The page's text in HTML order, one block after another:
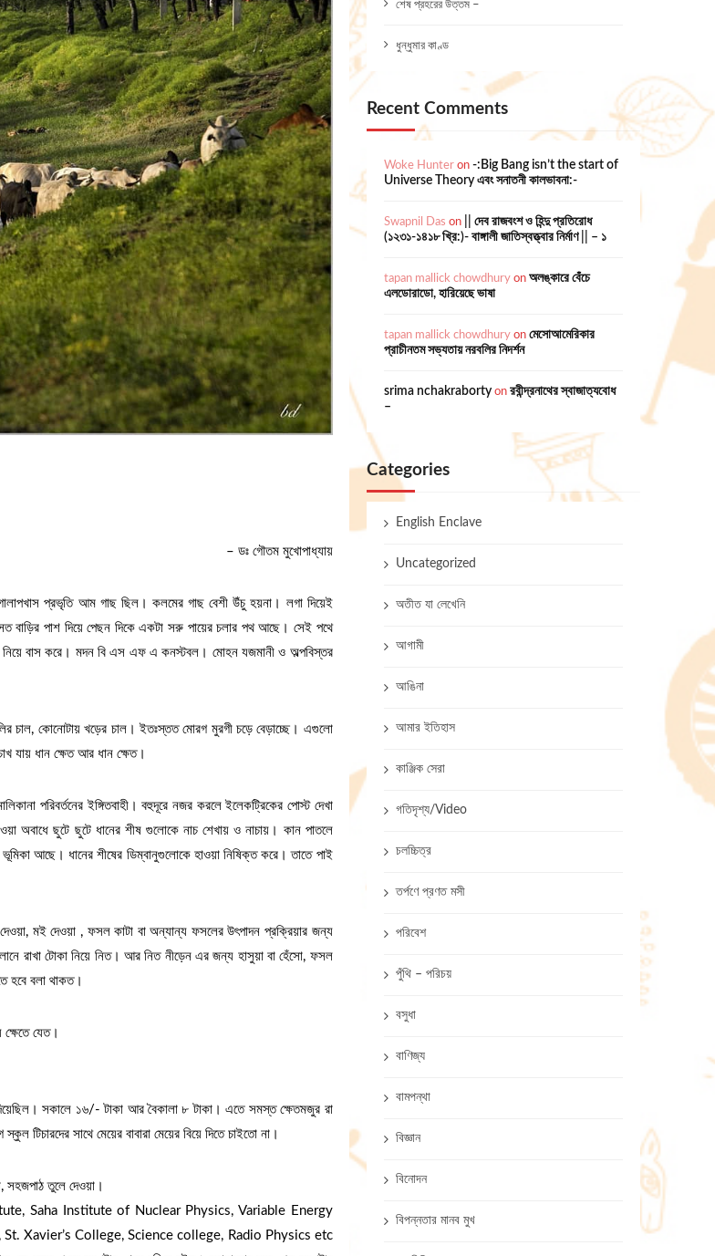
– ডঃ গৌতম মুখোপাধ্যায়
প্রভৃতি আম গাছ ছিল। কলমের গাছ বেশী উঁচু হয়না। লগা দিয়েই
বাড়ির পাশ দিয়ে পেছন দিকে একটা সরু পায়ের চলার পথ আছে। সেই পথে
নিয়ে বাস করে। মদন বি এস এফ এ কনস্টবল। মোহন যজমানী ও অল্পবিস্তর
চাল, কোনোটায় খড়ের চাল। ইতঃস্তত মোরগ মুরগী চড়ে বেড়াচ্ছে। এগুলো
যায় ধান ক্ষেত আর ধান ক্ষেত।
পরিবর্তনের ইঙ্গিতবাহী। বহুদূরে নজর করলে ইলেকট্রিকের পোস্ট দেখা
অবাধে ছুটে ছুটে ধানের শীষ গুলোকে নাচ শেখায় ও নাচায়। কান পাতলে
ভূমিকা আছে। ধানের শীষের ডিম্বানুগুলোকে হাওয়া নিষিক্ত করে। তাতে পাই
মই দেওয়া , ফসল কাটা বা অন্যান্য ফসলের উৎপাদন প্রক্রিয়ার জন্য
রাখা টোকা নিয়ে নিত। আর নিত নীড়েন এর জন্য হাসুয়া বা হেঁসো, ফসল
হবে বলা থাকত।
যেত।
সকালে ১৬/- টাকা আর বৈকালা ৮ টাকা। এতে সমস্ত ক্ষেতমজুর রা
সাথে মেয়ের বাবারা মেয়ের বিয়ে দিতে চাইতো না।
সহজপাঠ তুলে দেওয়া।
Saha Institute of Nuclear Physics, Variable Energy
Xavier’s College, Science college, Radio Physics etc
শেষ প্রহরের উত্তম –
ধুন্ধুমার কাণ্ড
Recent Comments
Woke Hunteron -:Big Bang isn’t the start of
Universe Theory এবং সনাতনী কালভাবনা:-
Swapnil Das on
|| দেব রাজবংশ ও হিন্দু প্রতিরোধ
(১২৩১-১৪১৮ খ্রি:)- বাঙ্গালী জাতিস্বত্ত্বার নির্মাণ || – ১
tapan mallick chowdhuryon অলঙ্কারে বেঁচে
এলডোরাডো, হারিয়েছে ভাষা
tapan mallick chowdhuryon মেসোআমেরিকার
প্রাচীনতম সভ্যতায় নরবলির নিদর্শন
srima nchakrabortyon রবীন্দ্রনাথের স্বাজাত্যবোধ
–
Categories
English Enclave
Uncategorized
অতীত যা লেখেনি
আগামী
আঙিনা
আমার ইতিহাস
কাঞ্জিক সেরা
গতিদৃশ্য/Video
চলচ্চিত্র
তর্পণে প্রণত মসী
পরিবেশ
পুঁথি – পরিচয়
বসুধা
বাণিজ্য
বামপন্থা
বিজ্ঞান
বিনোদন
বিপন্নতার মানব মুখ